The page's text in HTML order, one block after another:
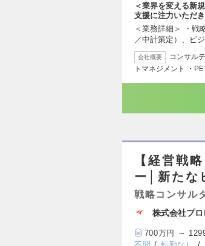
＜業界を変える新
支援に注力いただ
＜業務詳細＞ ・戦
／中計策定）、ビ
会社概要
コンサル
トマネジメント ・
【経営戦
ー│新たな
戦略コンサル
株式会社プ
700万円 ～
不問
転勤なし